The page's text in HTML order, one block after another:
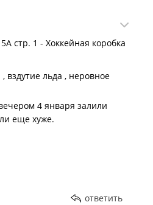
стр. 1 - Хоккейная коробка
вздутие льда , неровное
4 января залили
еще хуже.
ответить